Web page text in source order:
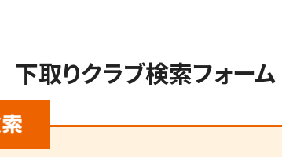
下取りクラブ検索フォーム